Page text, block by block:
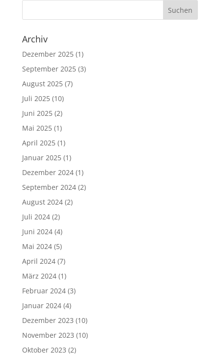
Archiv
Dezember 2025(1)
September 2025(3)
August 2025(7)
Juli 2025(10)
Juni 2025(2)
Mai 2025(1)
April 2025(1)
Januar 2025(1)
Dezember 2024(1)
September 2024(2)
August 2024(2)
Juli 2024(2)
Juni 2024(4)
Mai 2024(5)
April 2024(7)
März 2024(1)
Februar 2024(3)
Januar 2024(4)
Dezember 2023 (10)
November 2023 (10)
Oktober 2023 (2)